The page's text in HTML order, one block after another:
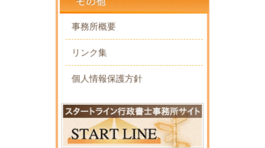
事務所概要
リンク集
個人情報保護方針